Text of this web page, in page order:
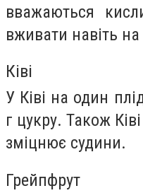
вважаються
вживати навіть на
Ківі
У Ківі на один
г цукру. Також
зміцнює судини.
Грейпфрут